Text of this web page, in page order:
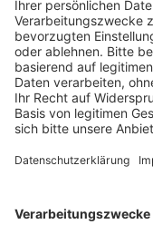
Sollte der
bestehen,
Namen, einer
Fundzeitpunkt
Rückfragen und
genannten E-